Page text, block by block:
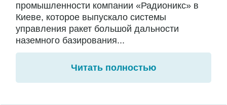
промышленности компании «Радионикс» в
Киеве, которое выпускало системы
управления ракет большой дальности
наземного базирования...
Читать полностью